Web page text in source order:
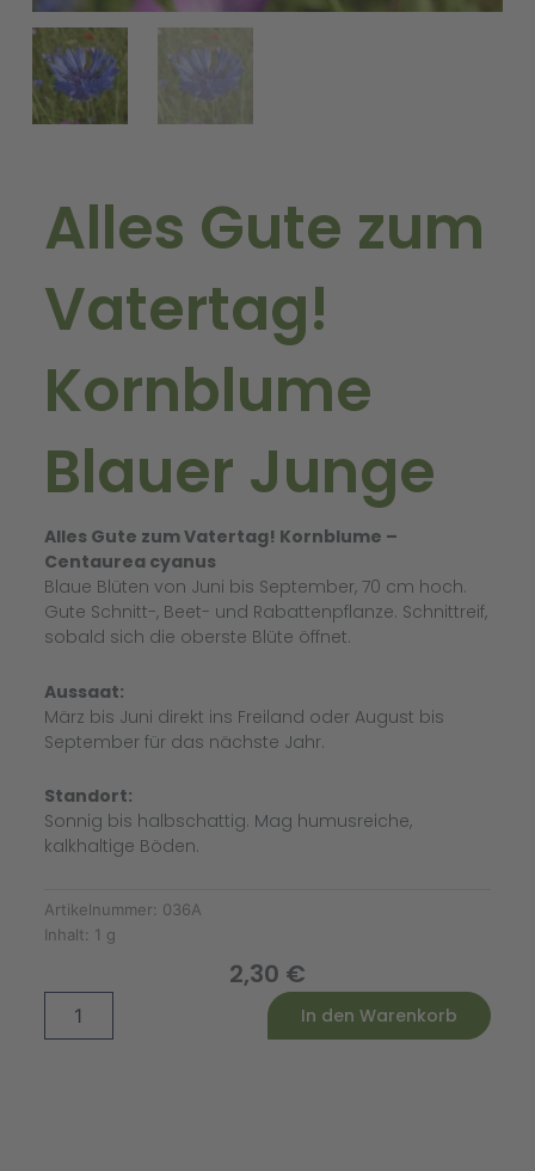
Alles Gute zum
Vatertag!
Kornblume
Blauer Junge
Alles Gute zum Vatertag! Kornblume –
Centaurea cyanus
Blaue Blüten von Juni bis September, 70 cm hoch.
Gute Schnitt-, Beet- und Rabattenpflanze. Schnittreif,
sobald sich die oberste Blüte öffnet.
Aussaat:
März bis Juni direkt ins Freiland oder August bis
September für das nächste Jahr.
Standort:
Sonnig bis halbschattig. Mag humusreiche,
kalkhaltige Böden.
Artikelnummer: 036A
Inhalt: 1 g
2,30 €
Gute
In den Warenkorb
Alternative: